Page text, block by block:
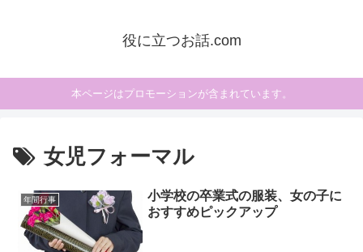
役に立つお話.com
本ページはプロモーションが含まれています。
女児フォーマル
年間行事
小学校の卒業式の服装、女の子に
おすすめピックアップ